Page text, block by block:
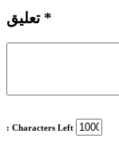
تعليق *
: Characters Left